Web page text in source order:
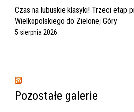
Czas na lubuskie klasyki! Trzeci etap
Wielkopolskiego do Zielonej Góry
5 sierpnia 2026
Pozostałe galerie